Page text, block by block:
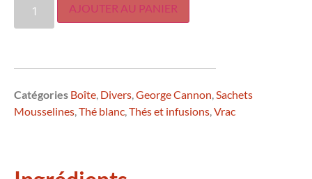
AJOUTER AU PANIER
Catégories Boîte, Divers,George Cannon,Sachets
Mousselines,Thé blanc,Thés et infusions,Vrac